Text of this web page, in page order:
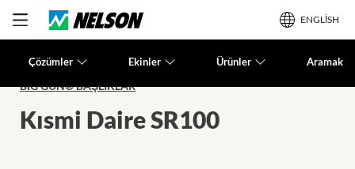
ENGLISH
Çözümler Ekinler Ürünler Aramak
BIG GUN® BAŞLIKLAR
Kısmi Daire SR100